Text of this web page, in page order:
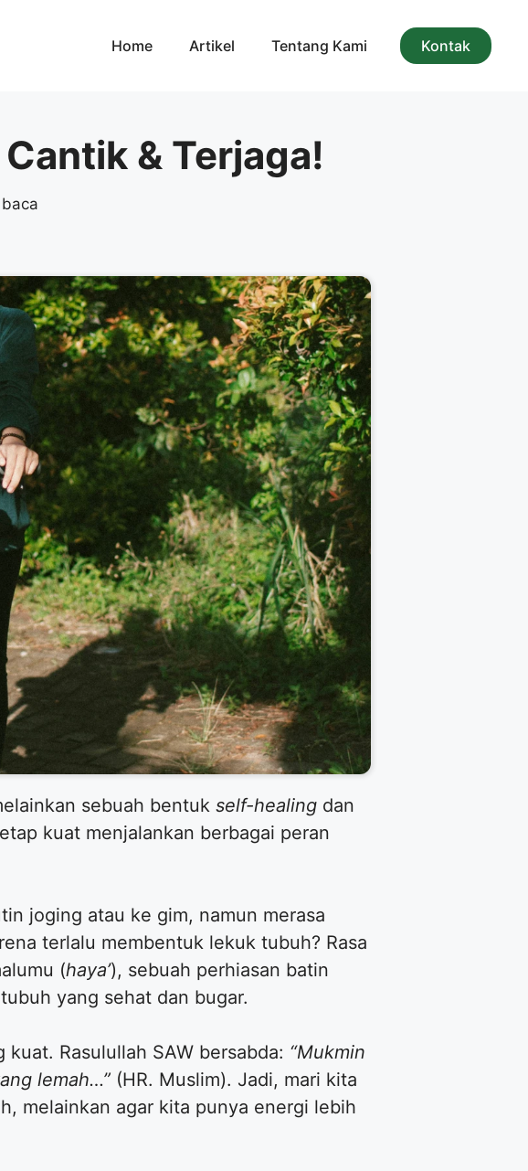
Home Artikel Tentang Kami Kontak
& Terjaga!
sebuah bentuk self-healing dan
kuat menjalankan berbagai peran
joging atau ke gim, namun merasa
terlalu membentuk lekuk tubuh? Rasa
(haya’), sebuah perhiasan batin
yang sehat dan bugar.
Rasulullah SAW bersabda: “Mukmin
lemah…” (HR. Muslim). Jadi, mari kita
melainkan agar kita punya energi lebih